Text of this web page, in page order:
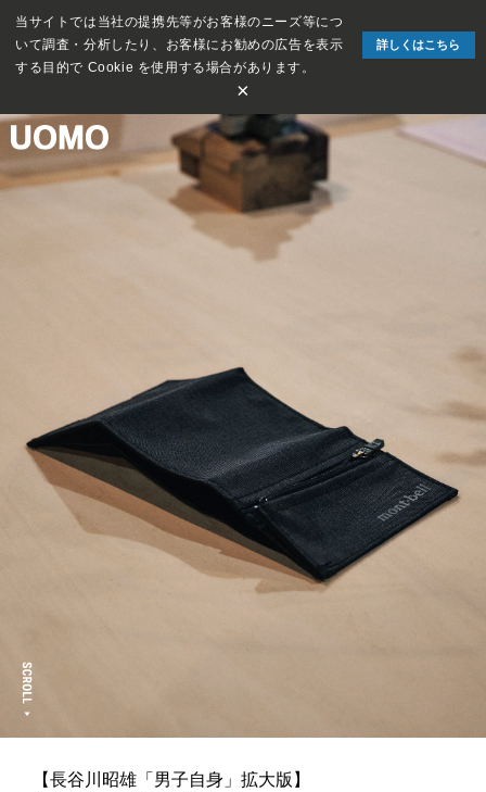
当サイトでは当社の提携先等がお客様のニーズ等につ
いて調査・分析したり、お客様にお勧めの広告を表示
する目的で Cookie を使用する場合があります。
詳しくはこちら
×
【長谷川昭雄「男子自身」拡大版】